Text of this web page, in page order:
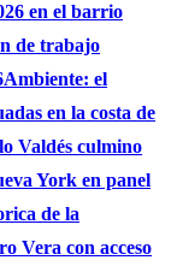
en el barrio
de trabajo
Ambiente: el
en la costa de
Valdés culmino
York en panel
de la
Vera con acceso